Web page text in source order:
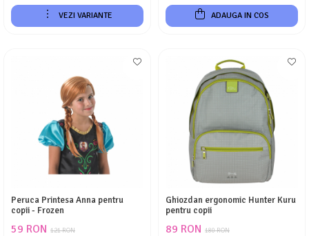
VEZI VARIANTE ADAUGA IN COS
Peruca Printesa Anna pentru
copii - Frozen
121 RON
59 RON
Ghiozdan ergonomic Hunter Kuru
pentru copii
180 RON
89 RON